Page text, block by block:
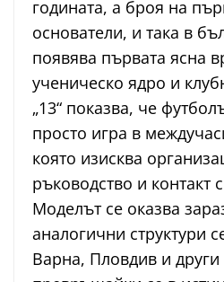
годината, а броя на
основатели, и така в
появява първата ясна
ученическо ядро и
„13“ показва, че
просто игра в
която изисква
ръководство и контакт
Моделът се оказва
аналогични структури
Варна, Пловдив и други